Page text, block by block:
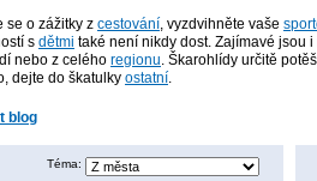
se o zážitky z cestování, vyzdvihněte vaše
s dětmi také není nikdy dost. Zajímavé jsou
nebo z celého regionu. Škarohlídy určitě
dejte do škatulky ostatní.
blog
Téma: